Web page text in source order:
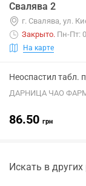
Свалява 2
г. Свалява, ул.
Закрыто. Пн-Пт:
На карте
Неоспастил табл.
ДАРНИЦА ЧАО
86.50 грн
Искать в других